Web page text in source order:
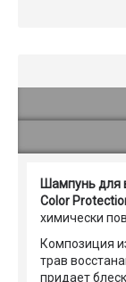
Шампунь для
Color
химически
Композиция
трав
придает